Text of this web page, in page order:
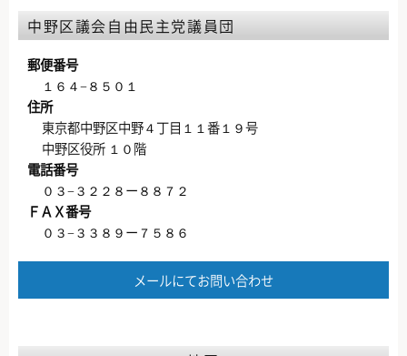
中野区議会自由民主党議員団
郵便番号
１６４−８５０１
住所
東京都中野区中野４丁目１１番１９号
中野区役所 １０階
電話番号
０３−３２２８ー８８７２
ＦＡＸ番号
０３−３３８９ー７５８６
メールにてお問い合わせ